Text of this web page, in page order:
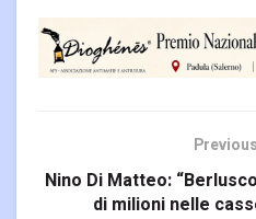
Nino Di Matteo:
di milioni nelle